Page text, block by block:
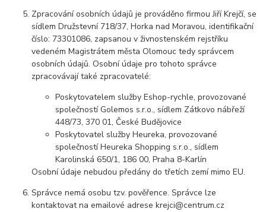
Zpracování osobních údajů je prováděno firmou Jiří Krejčí, se
sídlem Družstevní 718/37, Horka nad Moravou, identifikační
číslo: 73301086, zapsanou v živnostenském rejstříku
vedeném Magistrátem města Olomouc tedy správcem
osobních údajů. Osobní údaje pro tohoto správce
zpracovávají také zpracovatelé:
Poskytovatelem služby Eshop-rychle, provozované
společností Golemos s.r.o., sídlem Zátkovo nábřeží
448/73, 370 01, České Budějovice
Poskytovatel služby Heureka, provozované
společností Heureka Shopping s.r.o., sídlem
Karolinská 650/1, 186 00, Praha 8-Karlín
Osobní údaje nebudou předány do třetích zemí mimo EU.
Správce nemá osobu tzv. pověřence. Správce lze
kontaktovat na emailové adrese krejci@centrum.cz